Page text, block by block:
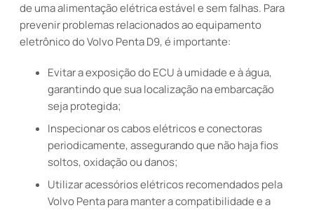
de uma alimentação elétrica estável e sem falhas. Para
prevenir problemas relacionados ao equipamento
eletrônico do Volvo Penta D9, é importante:
Evitar a exposição do ECU à umidade e à água,
garantindo que sua localização na embarcação
seja protegida;
Inspecionar os cabos elétricos e conectoras
periodicamente, assegurando que não haja fios
soltos, oxidação ou danos;
Utilizar acessórios elétricos recomendados pela
Volvo Penta para manter a compatibilidade e a